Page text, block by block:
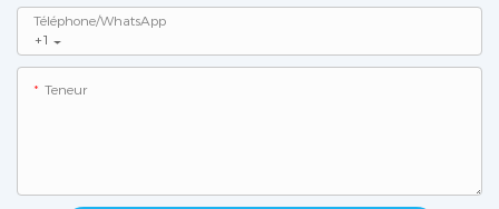
+1
Téléphone/WhatsApp
Teneur